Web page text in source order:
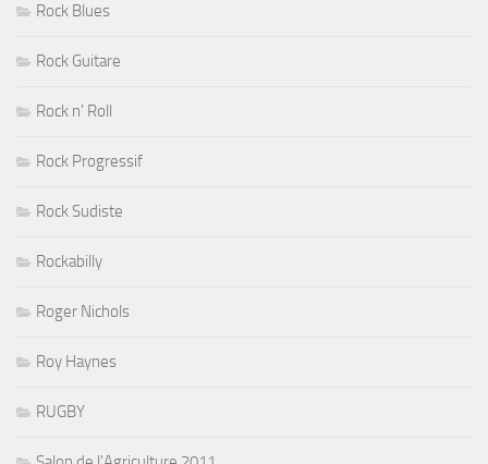
Rock Blues
Rock Guitare
Rock n' Roll
Rock Progressif
Rock Sudiste
Rockabilly
Roger Nichols
Roy Haynes
RUGBY